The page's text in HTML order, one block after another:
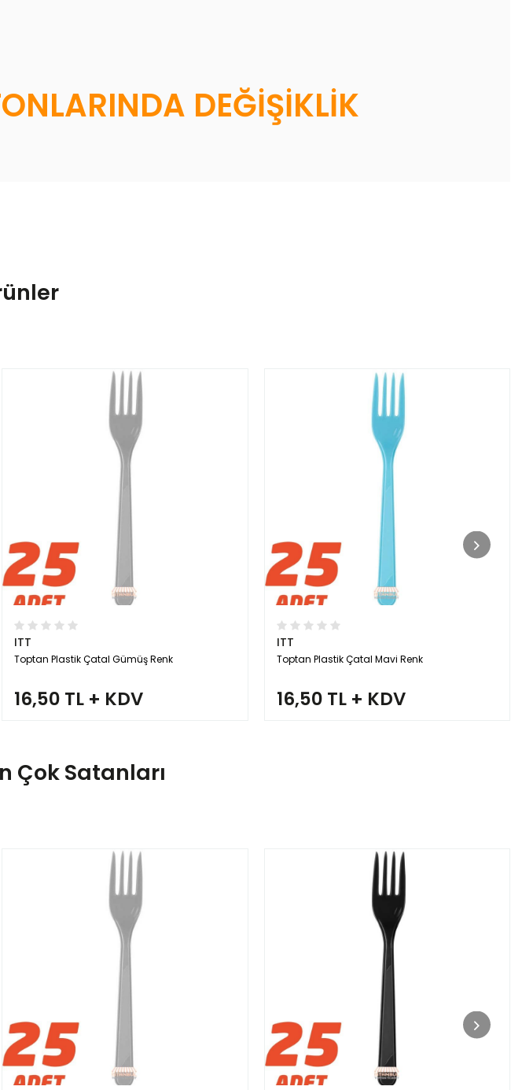
DEĞİŞİKLİK
ITT
Toptan Plastik Çatal Gümüş Renk
16,50 TL + KDV
ITT
Toptan Plastik Çatal Mavi Renk
16,50 TL + KDV
Çok Satanları